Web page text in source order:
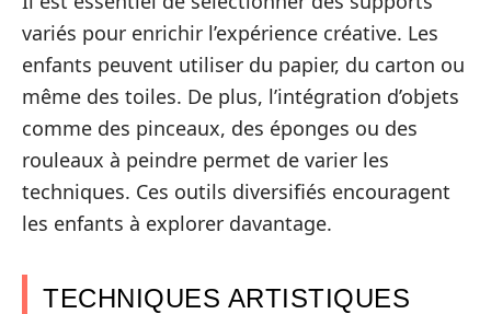
variés pour enrichir l’expérience créative. Les
enfants peuvent utiliser du papier, du carton ou
même des toiles. De plus, l’intégration d’objets
comme des pinceaux, des éponges ou des
rouleaux à peindre permet de varier les
techniques. Ces outils diversifiés encouragent
les enfants à explorer davantage.
TECHNIQUES ARTISTIQUES